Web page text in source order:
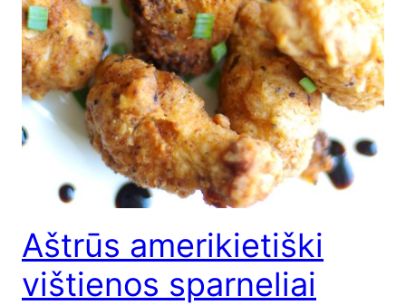
Aštrūs amerikietiški
vištienos sparneliai